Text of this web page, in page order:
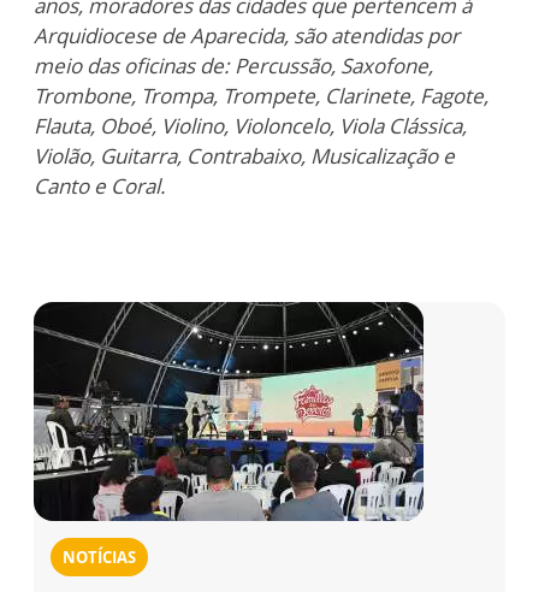
anos, moradores das cidades que pertencem à
Arquidiocese de Aparecida, são atendidas por
meio das oficinas de: Percussão, Saxofone,
Trombone, Trompa, Trompete, Clarinete, Fagote,
Flauta, Oboé, Violino, Violoncelo, Viola Clássica,
Violão, Guitarra, Contrabaixo, Musicalização e
Canto e Coral.
NOTÍCIAS